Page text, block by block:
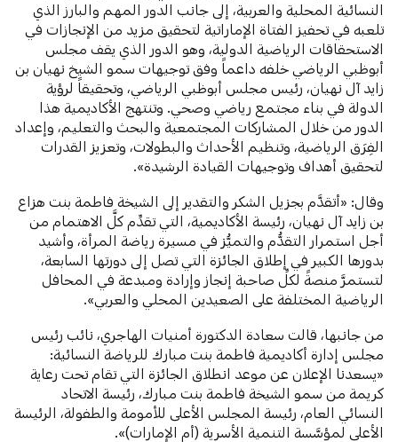
النسائية المحلية والعربية، إلى جانب الدور المهم والبارز الذي
تلعبه في تحفيز الفتاة الإماراتية لتحقيق مزيد من الإنجازات في
الاستحقاقات الرياضية الدولية، وهو الدور الذي يقف مجلس
أبوظبي الرياضي خلفه داعماً وفق توجيهات سمو الشيخ نهيان بن
زايد آل نهيان، رئيس مجلس أبوظبي الرياضي، وتحقيقاً لرؤية
الدولة في بناء مجتمع رياضي وصحي. وتنتهج الأكاديمية هذا
الدور من خلال المشاركات المجتمعية والبحث والتعليم، وإعداد
الفِرَق الرياضية، وتنظيم الأحداث والبطولات، وتعزيز القدرات
لتحقيق أهداف وتوجيهات القيادة الرشيدة».
وقال: «أتقدَّم بجزيل الشكر والتقدير إلى الشيخة فاطمة بنت هزاع
بن زايد آل نهيان، رئيسة الأكاديمية، التي تقدِّم كلَّ الاهتمام من
أجل استمرار التقدُّم والتميُّز في مسيرة رياضة المرأة، وأشيد
بدورها الكبير في إطلاق الجائزة التي تصل إلى دورتها السابعة،
لتستمرَّ منصةً لكلِّ صاحبة إنجاز وإرادة ومبدعة في المحافل
الرياضية المختلفة على الصعيدين المحلي والعربي».
من جانبها، قالت سعادة الدكتورة أمنيات الهاجري، نائب رئيس
مجلس إدارة أكاديمية فاطمة بنت مبارك للرياضة النسائية:
«يسعدنا الإعلان عن موعد انطلاق الجائزة التي تقام تحت رعاية
كريمة من سمو الشيخة فاطمة بنت مبارك، رئيسة الاتحاد
النسائي العام، رئيسة المجلس الأعلى للأمومة والطفولة، الرئيسة
الأعلى لمؤسَّسة التنمية الأسرية (أم الإمارات)».